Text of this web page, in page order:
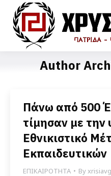
Author
Πάνω από 500
τίμησαν με
Εθνικιστικό
Εκπαιδευτικών
ΕΠΙΚΑΙΡΟΤΗΤΑ By